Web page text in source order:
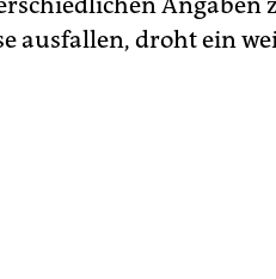
ausfallen, droht ein